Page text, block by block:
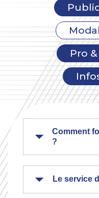
Pro
Comment
?
Le service